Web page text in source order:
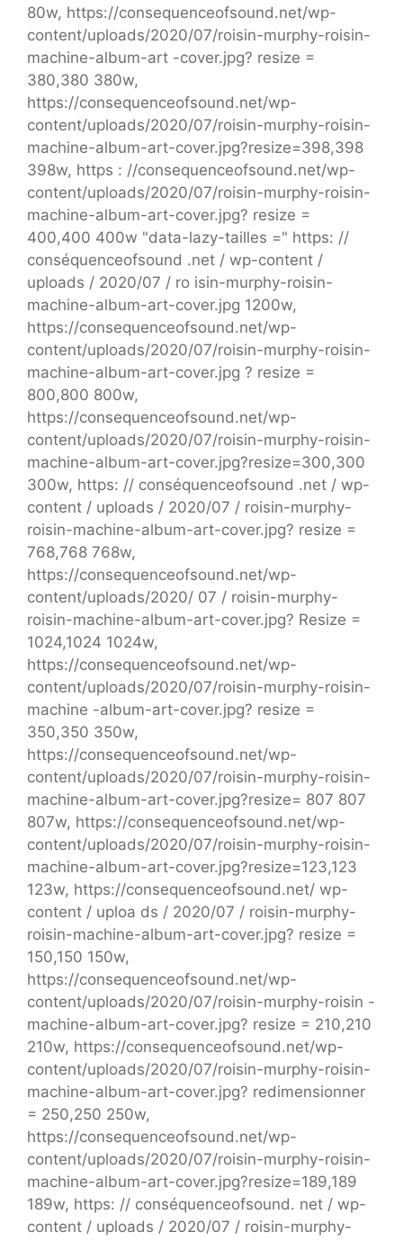
80w, https://consequenceofsound.net/wp-
content/uploads/2020/07/roisin-murphy-roisin-
machine-album-art -cover.jpg? resize =
380,380 380w,
https://consequenceofsound.net/wp-
content/uploads/2020/07/roisin-murphy-roisin-
machine-album-art-cover.jpg?resize=398,398
398w, https : //consequenceofsound.net/wp-
content/uploads/2020/07/roisin-murphy-roisin-
machine-album-art-cover.jpg? resize =
400,400 400w "data-lazy-tailles =" https: //
conséquenceofsound .net / wp-content /
uploads / 2020/07 / ro isin-murphy-roisin-
machine-album-art-cover.jpg 1200w,
https://consequenceofsound.net/wp-
content/uploads/2020/07/roisin-murphy-roisin-
machine-album-art-cover.jpg ? resize =
800,800 800w,
https://consequenceofsound.net/wp-
content/uploads/2020/07/roisin-murphy-roisin-
machine-album-art-cover.jpg?resize=300,300
300w, https: // conséquenceofsound .net / wp-
content / uploads / 2020/07 / roisin-murphy-
roisin-machine-album-art-cover.jpg? resize =
768,768 768w,
https://consequenceofsound.net/wp-
content/uploads/2020/ 07 / roisin-murphy-
roisin-machine-album-art-cover.jpg? Resize =
1024,1024 1024w,
https://consequenceofsound.net/wp-
content/uploads/2020/07/roisin-murphy-roisin-
machine -album-art-cover.jpg? resize =
350,350 350w,
https://consequenceofsound.net/wp-
content/uploads/2020/07/roisin-murphy-roisin-
machine-album-art-cover.jpg?resize= 807 807
807w, https://consequenceofsound.net/wp-
content/uploads/2020/07/roisin-murphy-roisin-
machine-album-art-cover.jpg?resize=123,123
123w, https://consequenceofsound.net/ wp-
content / uploa ds / 2020/07 / roisin-murphy-
roisin-machine-album-art-cover.jpg? resize =
150,150 150w,
https://consequenceofsound.net/wp-
content/uploads/2020/07/roisin-murphy-roisin -
machine-album-art-cover.jpg? resize = 210,210
210w, https://consequenceofsound.net/wp-
content/uploads/2020/07/roisin-murphy-roisin-
machine-album-art-cover.jpg? redimensionner
= 250,250 250w,
https://consequenceofsound.net/wp-
content/uploads/2020/07/roisin-murphy-roisin-
machine-album-art-cover.jpg?resize=189,189
189w, https: // conséquenceofsound. net / wp-
content / uploads / 2020/07 / roisin-murphy-